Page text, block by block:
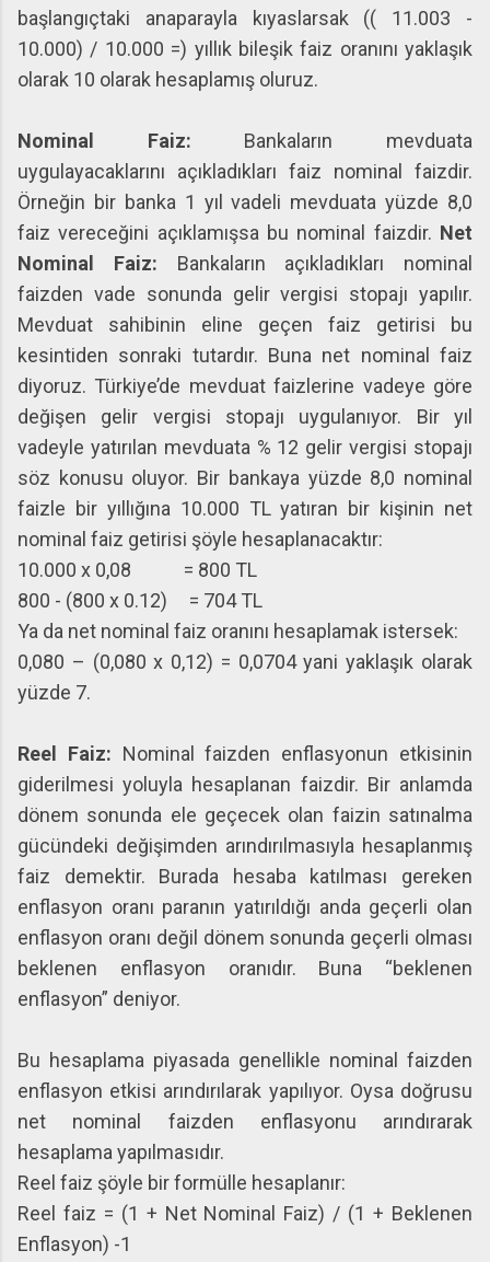
başlangıçtaki anaparayla kıyaslarsak (( 11.003 -
10.000) / 10.000 =) yıllık bileşik faiz oranını yaklaşık
olarak 10 olarak hesaplamış oluruz.
Nominal Faiz: Bankaların mevduata
uygulayacaklarını açıkladıkları faiz nominal faizdir.
Örneğin bir banka 1 yıl vadeli mevduata yüzde 8,0
faiz vereceğini açıklamışsa bu nominal faizdir. Net
Nominal Faiz: Bankaların açıkladıkları nominal
faizden vade sonunda gelir vergisi stopajı yapılır.
Mevduat sahibinin eline geçen faiz getirisi bu
kesintiden sonraki tutardır. Buna net nominal faiz
diyoruz. Türkiye’de mevduat faizlerine vadeye göre
değişen gelir vergisi stopajı uygulanıyor. Bir yıl
vadeyle yatırılan mevduata % 12 gelir vergisi stopajı
söz konusu oluyor. Bir bankaya yüzde 8,0 nominal
faizle bir yıllığına 10.000 TL yatıran bir kişinin net
nominal faiz getirisi şöyle hesaplanacaktır:
10.000 x 0,08 = 800 TL
800 - (800 x 0.12) = 704 TL
Ya da net nominal faiz oranını hesaplamak istersek:
0,080 – (0,080 x 0,12) = 0,0704 yani yaklaşık olarak
yüzde 7.
Reel Faiz: Nominal faizden enflasyonun etkisinin
giderilmesi yoluyla hesaplanan faizdir. Bir anlamda
dönem sonunda ele geçecek olan faizin satınalma
gücündeki değişimden arındırılmasıyla hesaplanmış
faiz demektir. Burada hesaba katılması gereken
enflasyon oranı paranın yatırıldığı anda geçerli olan
enflasyon oranı değil dönem sonunda geçerli olması
beklenen enflasyon oranıdır. Buna “beklenen
enflasyon” deniyor.
Bu hesaplama piyasada genellikle nominal faizden
enflasyon etkisi arındırılarak yapılıyor. Oysa doğrusu
net nominal faizden enflasyonu arındırarak
hesaplama yapılmasıdır.
Reel faiz şöyle bir formülle hesaplanır:
Reel faiz = (1 + Net Nominal Faiz) / (1 + Beklenen
Enflasyon) -1